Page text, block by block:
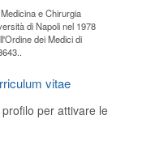
e Chirurgia
di Napoli nel 1978
dei Medici di
vitae
per attivare le